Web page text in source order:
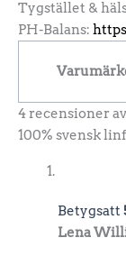
Tygstället &
PH-Balans:
4 recensioner av
100% svensk
Betygsatt
Lena